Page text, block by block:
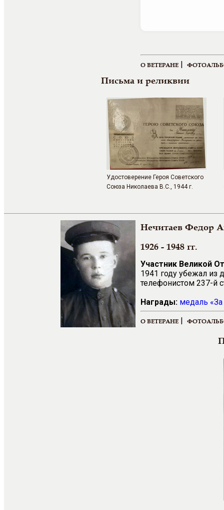
О ВЕТЕРАНЕ |
Письма и реликвии
Удостоверение Героя Советского
Союза Николаева В.С., 1944 г.
Нечитаев Федор
1926 - 1948 гг.
Участник Великой
1941 году убежал из
телефонистом 237-й
Награды: медаль «За
О ВЕТЕРАНЕ |